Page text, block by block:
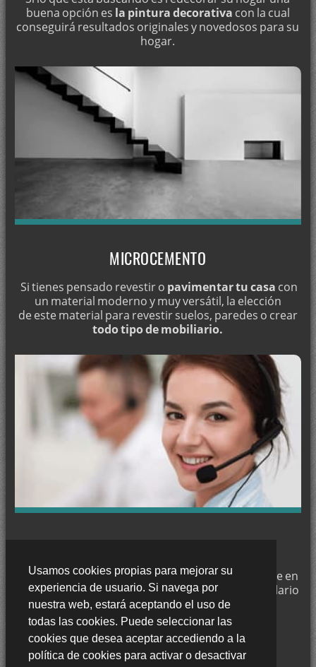
Usamos cookies propias para mejorar su
experiencia de usuario. Si navega por
nuestra web, estará aceptando el uso de
todas las cookies. Puede seleccionar las
cookies que desea aceptar accediendo a la
política de cookies para activar o desactivar
buena opción es la pintura decorativa con la cual
conseguirá resultados originales y novedosos para su
hogar.
MICROCEMENTO
Si tienes pensado revestir o pavimentar tu casa con
un material moderno y muy versátil, la elección
de este material para revestir suelos, paredes o crear
todo tipo de mobiliario.
Trabajamos enGranaday si desea puede ponerse en
contacto con nosotros a través de nuestro formulario
de contacto o llámenos al:
635 476 599